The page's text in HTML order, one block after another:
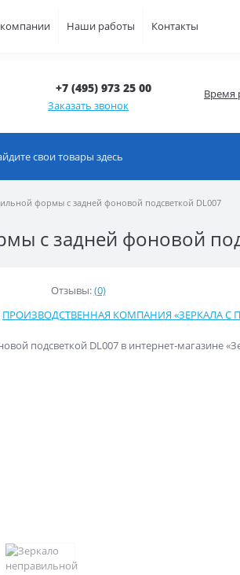
Наши работы Контакты
+7 (495) 973 25 00
Заказать звонок
Время
формы с задней фоновой подсветкой DL007
с задней фоновой
Отзывы:(0)
ПРОИЗВОДСТВЕННАЯ КОМПАНИЯ «ЗЕРКАЛА С